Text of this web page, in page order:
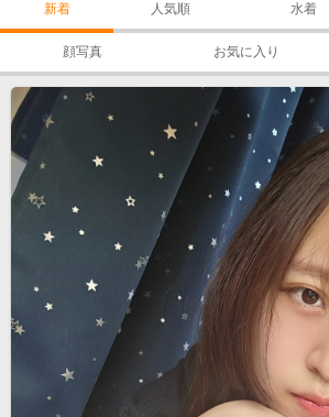
新着 人気順 水着
顔写真 お気に入り